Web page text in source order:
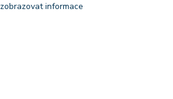
informace